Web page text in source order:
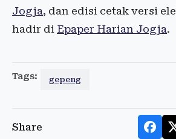
Jogja, dan edisi cetak versi
hadir di Epaper Harian Jogja.
Tags: gepeng
Share